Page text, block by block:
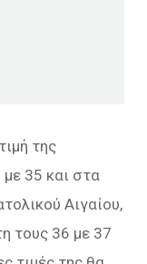
της
35 και στα
Αιγαίου,
τους 36 με 37